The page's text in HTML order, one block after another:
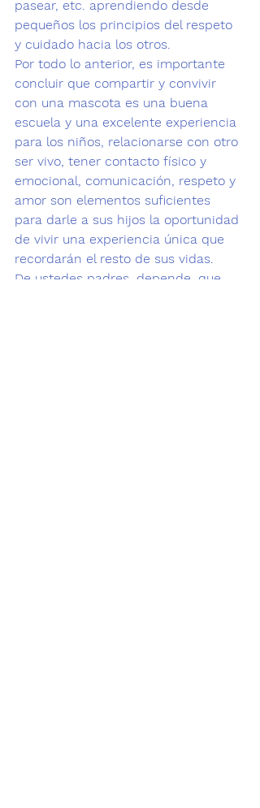
pasear, etc. aprendiendo desde
pequeños los principios del respeto
y cuidado hacia los otros.
Por todo lo anterior, es importante
concluir que compartir y convivir
con una mascota es una buena
escuela y una excelente experiencia
para los niños, relacionarse con otro
ser vivo, tener contacto físico y
emocional, comunicación, respeto y
amor son elementos suficientes
para darle a sus hijos la oportunidad
de vivir una experiencia única que
recordarán el resto de sus vidas.
De ustedes padres, depende, que